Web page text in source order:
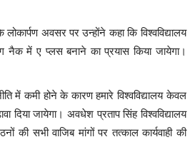
अवसर पर उन्होंने कहा कि विश्वविद्यालय
नैक में ए प्लस बनाने का प्रयास किया जायेगा।
में कमी होने के कारण हमारे विश्वविद्यालय केवल
दिया जायेगा। अवधेश प्रताप सिंह विश्वविद्यालय
की सभी वाजिब मांगों पर तत्काल कार्यवाही की